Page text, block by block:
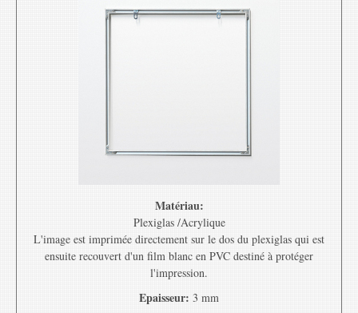
Matériau:
Plexiglas /Acrylique
L'image est imprimée directement sur le dos du plexiglas qui est
ensuite recouvert d'un film blanc en PVC destiné à protéger
l'impression.
Epaisseur: 3 mm